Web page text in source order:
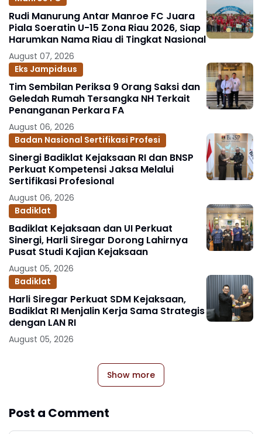
Rudi Manurung Antar Manroe FC Juara
Piala Soeratin U-15 Zona Riau 2026, Siap
Harumkan Nama Riau di Tingkat Nasional
August 07, 2026
Eks Jampidsus
Tim Sembilan Periksa 9 Orang Saksi dan
Geledah Rumah Tersangka NH Terkait
Penanganan Perkara FA
August 06, 2026
Badan Nasional Sertifikasi Profesi
Sinergi Badiklat Kejaksaan RI dan BNSP
Perkuat Kompetensi Jaksa Melalui
Sertifikasi Profesional
August 06, 2026
Badiklat
Badiklat Kejaksaan dan UI Perkuat
Sinergi, Harli Siregar Dorong Lahirnya
Pusat Studi Kajian Kejaksaan
August 05, 2026
Badiklat
Harli Siregar Perkuat SDM Kejaksaan,
Badiklat RI Menjalin Kerja Sama Strategis
dengan LAN RI
August 05, 2026
Show more
Post a Comment